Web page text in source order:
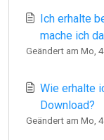
Ich erhalte
mache ich
Geändert am Mo,
Wie erhalte
Download?
Geändert am Mo,